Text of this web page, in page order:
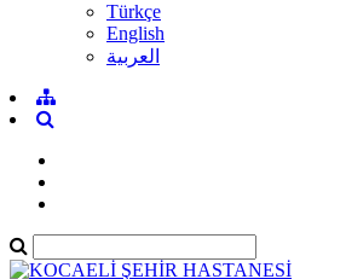
Türkçe
English
العربية